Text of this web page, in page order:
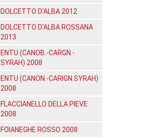
DOLCETTO D'ALBA 2012
DOLCETTO D'ALBA ROSSANA
2013
ENTU (CANOB.-CARGN.-
SYRAH) 2008
ENTU (CANON.-CARIGN.SYRAH)
2008
FLACCIANELLO DELLA PIEVE
2008
FOIANEGHE ROSSO 2008